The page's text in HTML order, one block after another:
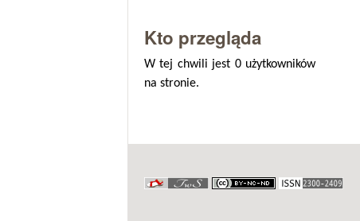
Kto przegląda
W tej chwili jest 0 użytkowników
na stronie.